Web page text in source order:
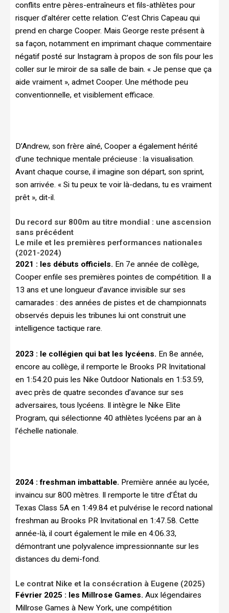
conflits entre pères-entraîneurs et fils-athlètes pour
risquer d’altérer cette relation. C’est Chris Capeau qui
prend en charge Cooper. Mais George reste présent à
sa façon, notamment en imprimant chaque commentaire
négatif posté sur Instagram à propos de son fils pour les
coller sur le miroir de sa salle de bain. « Je pense que ça
aide vraiment », admet Cooper. Une méthode peu
conventionnelle, et visiblement efficace.
D’Andrew, son frère aîné, Cooper a également hérité
d’une technique mentale précieuse : la visualisation.
Avant chaque course, il imagine son départ, son sprint,
son arrivée. « Si tu peux te voir là-dedans, tu es vraiment
prêt », dit-il.
Du record sur 800m au titre mondial : une ascension
sans précédent
Le mile et les premières performances nationales
(2021-2024)
2021 : les débuts officiels. En 7e année de collège,
Cooper enfile ses premières pointes de compétition. Il a
13 ans et une longueur d’avance invisible sur ses
camarades : des années de pistes et de championnats
observés depuis les tribunes lui ont construit une
intelligence tactique rare.
2023 : le collégien qui bat les lycéens. En 8e année,
encore au collège, il remporte le Brooks PR Invitational
en 1:54.20 puis les Nike Outdoor Nationals en 1:53.59,
avec près de quatre secondes d’avance sur ses
adversaires, tous lycéens. Il intègre le Nike Elite
Program, qui sélectionne 40 athlètes lycéens par an à
l’échelle nationale.
2024 : freshman imbattable. Première année au lycée,
invaincu sur 800 mètres. Il remporte le titre d’État du
Texas Class 5A en 1:49.84 et pulvérise le record national
freshman au Brooks PR Invitational en 1:47.58. Cette
année-là, il court également le mile en 4:06.33,
démontrant une polyvalence impressionnante sur les
distances du demi-fond.
Le contrat Nike et la consécration à Eugene (2025)
Février 2025 : les Millrose Games. Aux légendaires
Millrose Games à New York, une compétition